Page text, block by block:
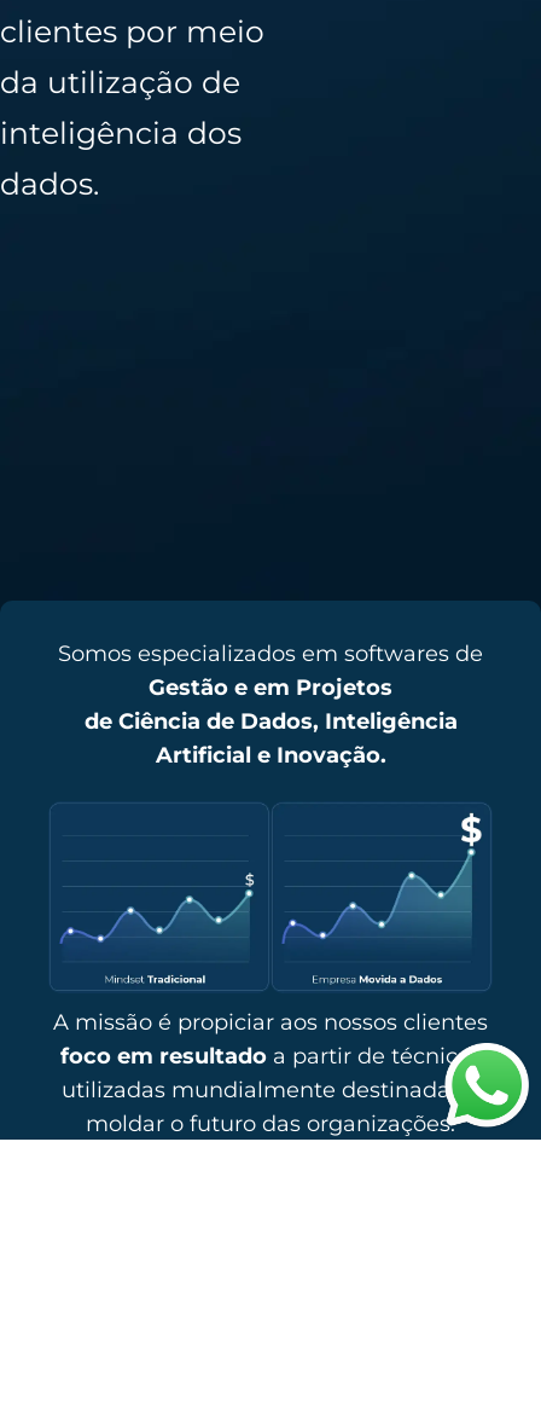
clientes por meio
da utilização de
inteligência dos
dados.
Somos especializados em softwares de
Gestão e em Projetos
de Ciência de Dados, Inteligência
Artificial e Inovação.
A missão é propiciar aos nossos clientes
foco em resultadoa partir de técnicas
utilizadas mundialmente destinadas a
moldar o futuro das organizações.